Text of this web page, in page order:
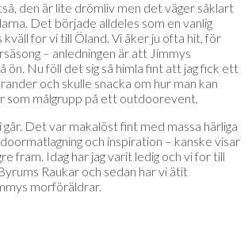
den är lite drömliv men det väger såklart
Det började alldeles som en vanlig
kväll for vi till Öland. Vi åker ju ofta hit, för
– anledningen är att Jimmys
ön. Nu föll det sig så himla fint att jag fick ett
och skulle snacka om hur man kan
som målgrupp på ett outdoorevent.
går. Det var makalöst fint med massa härliga
och inspiration – kanske visar
fram. Idag har jag varit ledig och vi for till
Raukar och sedan har vi ätit
morföräldrar.